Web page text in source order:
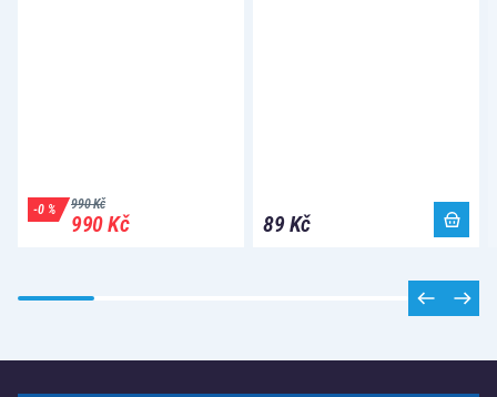
-0 %
990 Kč
990 Kč
89 Kč